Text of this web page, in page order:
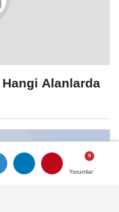
Yorumlar
Yorumlar
Alanlarda